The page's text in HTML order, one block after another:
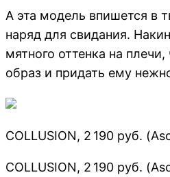
А эта модель впишется в
наряд для свидания.
мятного оттенка на
образ и придать ему
COLLUSION, 2 190 руб.
COLLUSION, 2 190 руб.